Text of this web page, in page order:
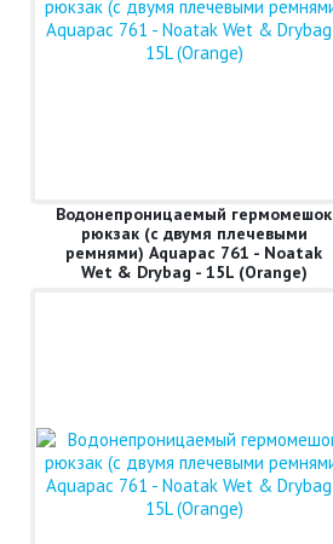
Водонепроницаемый гермомешок
рюкзак (с двумя плечевыми
ремнями) Aquapac 761 - Noatak
Wet & Drybag - 15L (Orange)